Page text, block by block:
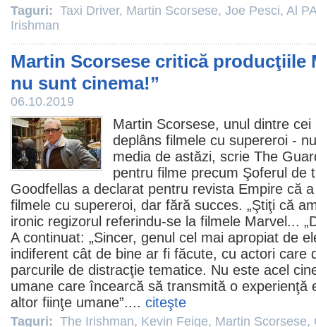
Taguri: Taxi Driver, Martin Scorsese, Joe Pesci, Al
Irishman
Martin Scorsese critică producţiile
nu sunt cinema!”
06.10.2019
Martin Scorsese, unul dintre
deplâns filmele cu supereroi -
media de astăzi, scrie The
pentru filme precum Şoferul de
Goodfellas a declarat pentru revista Empire că
filmele cu supereroi, dar fără succes. „Ştiţi că
ironic regizorul referindu-se la filmele Marvel...
A continuat: „Sincer, genul cel mai apropiat de
indiferent cât de bine ar fi făcute, cu actori care
parcurile de distracţie tematice. Nu este acel
umane care încearcă să transmită o experienţă
altor fiinţe umane”.... citeşte
Taguri: The Irishman, Kevin Feige, Martin Scorsese,